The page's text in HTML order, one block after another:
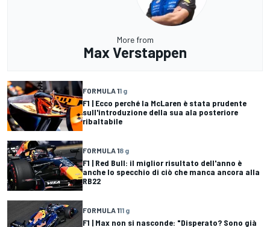
More from
Max Verstappen
FORMULA 11 g
F1 | Ecco perché la McLaren è stata prudente
sull'introduzione della sua ala posteriore
ribaltabile
FORMULA 18 g
F1 | Red Bull: il miglior risultato dell'anno è
anche lo specchio di ciò che manca ancora alla
RB22
FORMULA 111 g
F1 | Max non si nasconde: "Disperato? Sono già